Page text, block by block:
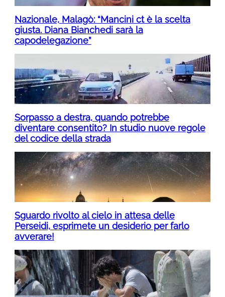
Nazionale, Malagò: “Mancini ct è la scelta
giusta. Diana Bianchedi sarà la
capodelegazione”
Sorpasso a destra, quando potrebbe
diventare consentito? In studio nuove regole
del codice della strada
Sguardo rivolto al cielo in attesa delle
Perseidi, esprimete un desiderio per farlo
avverare!